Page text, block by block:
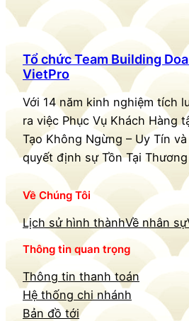
Tổ chức Team Building
VietPro
Với 14 năm kinh nghiệm tích
ra việc Phục Vụ Khách Hàng
Tạo Không Ngừng – Uy Tín
quyết định sự Tồn Tại Thương
Về Chúng Tôi
Lịch sử hình thànhVề nhân sự
Thông tin quan trọng
Thông tin thanh toán
Hệ thống chi nhánh
Bản đồ tới